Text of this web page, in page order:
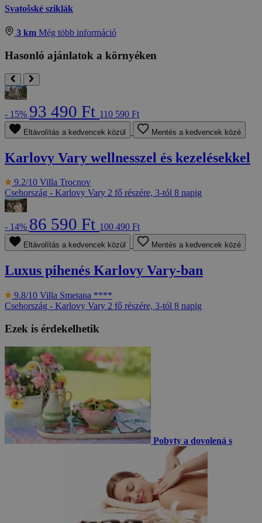
Svatošské sziklák
3 km Még több információ
Hasonló ajánlatok a környéken
- 15% 93 490 Ft 110 590 Ft
Eltávolítás a kedvencek közül Mentés a kedvencek közé
Karlovy Vary wellnesszel és kezelésekkel
9.2/10 Villa Trocnov
Csehország - Karlovy Vary 2 fő részére, 3-tól 8 napig
- 14% 86 590 Ft 100 490 Ft
Eltávolítás a kedvencek közül Mentés a kedvencek közé
Luxus pihenés Karlovy Vary-ban
9.8/10 Villa Smetana ****
Csehország - Karlovy Vary 2 fő részére, 3-tól 8 napig
Ezek is érdekelhetik
Pobyty a dovolená s